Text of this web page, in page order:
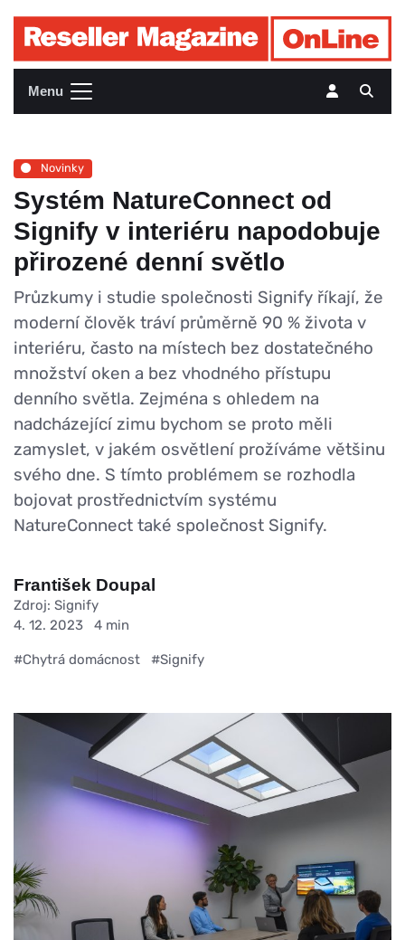
Menu
Novinky
Systém NatureConnect od
Signify v interiéru napodobuje
přirozené denní světlo
Průzkumy i studie společnosti Signify říkají, že
moderní člověk tráví průměrně 90 % života v
interiéru, často na místech bez dostatečného
množství oken a bez vhodného přístupu
denního světla. Zejména s ohledem na
nadcházející zimu bychom se proto měli
zamyslet, v jakém osvětlení prožíváme většinu
svého dne. S tímto problémem se rozhodla
bojovat prostřednictvím systému
NatureConnect také společnost Signify.
František Doupal
Zdroj: Signify
4. 12. 2023
4 min
#Chytrá domácnost #Signify